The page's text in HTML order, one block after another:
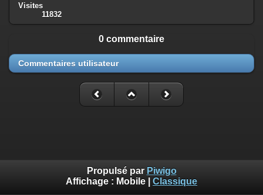
Visites
11832
0 commentaire
Commentaires utilisateur
Propulsé par Piwigo
Affichage : Mobile Classique